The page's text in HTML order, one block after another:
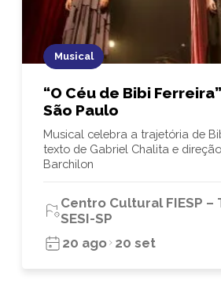
Musical
“O Céu de Bibi
São Paulo
Musical celebra a trajetória de
texto de Gabriel Chalita e
Barchilon
Centro Cultural FIESP –
SESI-SP
20 ago 20 set